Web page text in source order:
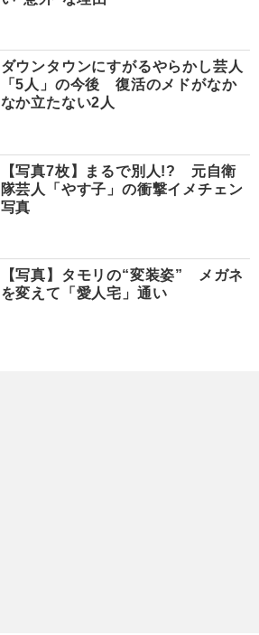
ダウンタウンにすがるやらかし芸人
「5人」の今後 復活のメドがなか
なか立たない2人
【写真7枚】まるで別人!? 元自衛
隊芸人「やす子」の衝撃イメチェン
写真
【写真】タモリの“変装姿” メガネ
を変えて「愛人宅」通い